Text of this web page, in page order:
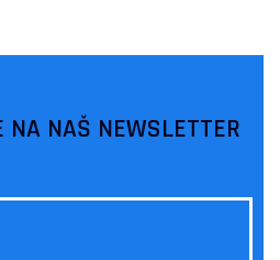
NA NAŠ NEWSLETTER